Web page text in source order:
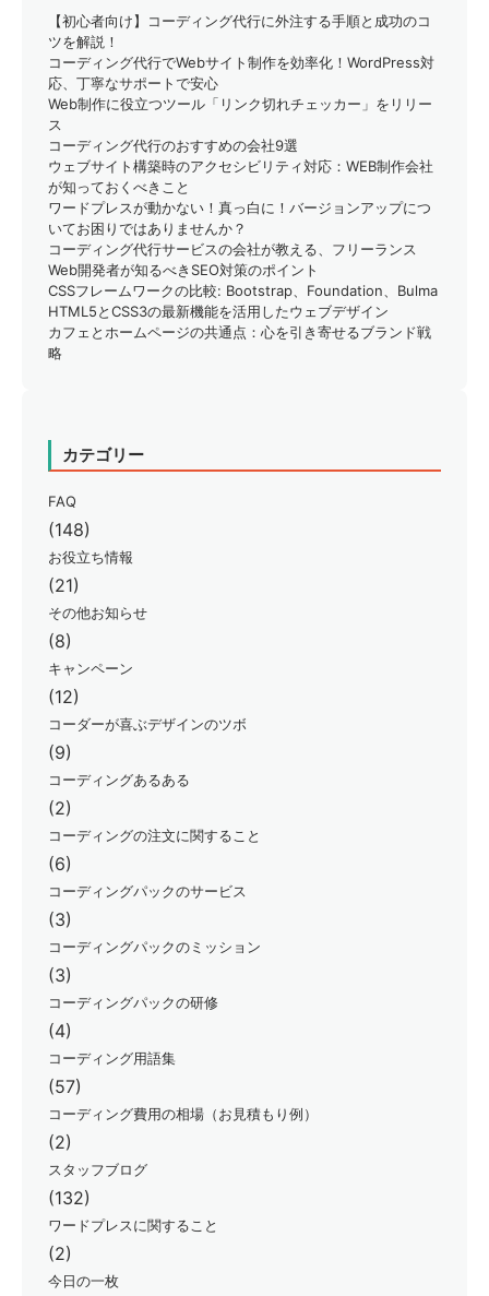
【初心者向け】コーディング代行に外注する手順と成功のコ
ツを解説！
コーディング代行でWebサイト制作を効率化！WordPress対
応、丁寧なサポートで安心
Web制作に役立つツール「リンク切れチェッカー」をリリー
ス
コーディング代行のおすすめの会社9選
ウェブサイト構築時のアクセシビリティ対応：WEB制作会社
が知っておくべきこと
ワードプレスが動かない！真っ白に！バージョンアップにつ
いてお困りではありませんか？
コーディング代行サービスの会社が教える、フリーランス
Web開発者が知るべきSEO対策のポイント
CSSフレームワークの比較: Bootstrap、Foundation、Bulma
HTML5とCSS3の最新機能を活用したウェブデザイン
カフェとホームページの共通点：心を引き寄せるブランド戦
略
カテゴリー
FAQ
(148)
お役立ち情報
(21)
その他お知らせ
(8)
キャンペーン
(12)
コーダーが喜ぶデザインのツボ
(9)
コーディングあるある
(2)
コーディングの注文に関すること
(6)
コーディングパックのサービス
(3)
コーディングパックのミッション
(3)
コーディングパックの研修
(4)
コーディング用語集
(57)
コーディング費用の相場（お見積もり例）
(2)
スタッフブログ
(132)
ワードプレスに関すること
(2)
今日の一枚